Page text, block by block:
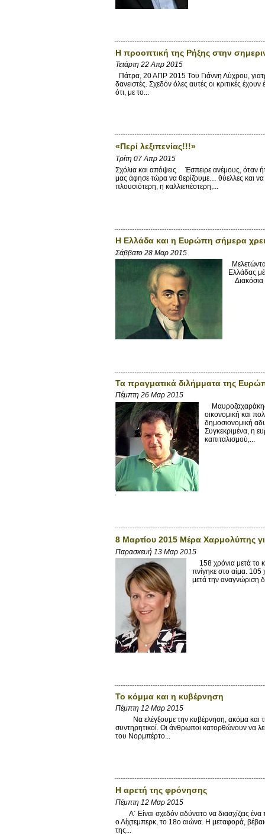
H προοπτική της Ρήξης στην
Τετάρτη 22 Απρ 2015
Πάτρα, 20 ΑΠΡ 2015 Του Γιάννη Λύχρου,
δανειστές. Σχεδόν όλες αυτές οι κριτικές
ότι, με το...
«Περί λεξιπενίας!!!»
Τρίτη 07 Απρ 2015
Σχόλια και απόψεις Έσπειρε ανέμους, όταν
μας άφησε τώρα να θερίζουμε… θύελλες και
πλουσιότερη, η καλλιεπέστερη,...
Η Ελλάδα και η Ευρώπη σήμερα
Σάββατο 28 Μαρ 2015
Ελλάδας
Διακόσια
Τα πραγματικά διλήμματα της
Πέμπτη 26 Μαρ 2015
οικονομική και
δημοσιονομική
Συγκεκριμένα, η
καπιταλισμού,...
8 Μαρτίου 2015 Μέρα Χαρμολύπης
Παρασκευή 13 Μαρ 2015
158 χρόνια μετά το
πνίγηκε στο αίμα.
μετά την αναγνώριση
Το κόμμα και η κυβέρνηση
Πέμπτη 12 Μαρ 2015
Να ελέγξουμε την κυβέρνηση, ακόμα και τη
συντηρητικοί. Οι άνθρωποι κατορθώνουν να
του Νορμπέρτο...
Η αρετή της φρόνησης
Πέμπτη 12 Μαρ 2015
Α΄ Είναι σχεδόν αδύνατο να διασχίζεις
ο Λίχτεμπερκ, το 18ο αιώνα. Η μεταφορά,
της...